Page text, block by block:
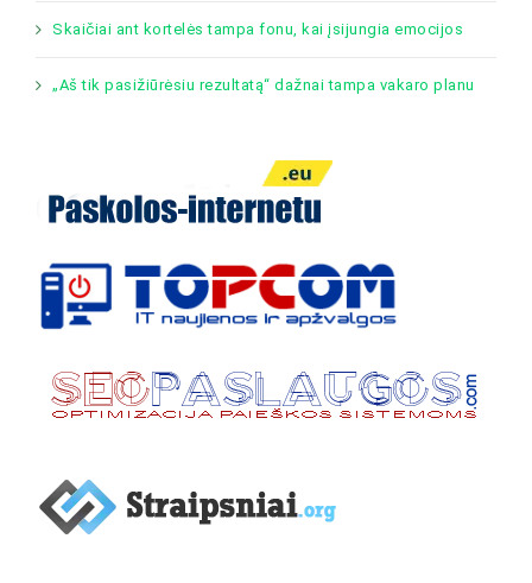
Skaičiai ant kortelės tampa fonu, kai įsijungia emocijos
„Aš tik pasižiūrėsiu rezultatą“ dažnai tampa vakaro planu